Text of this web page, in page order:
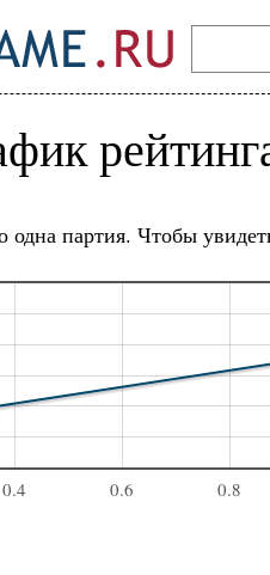
одна партия. Чтобы
0.4 0.6 0.8